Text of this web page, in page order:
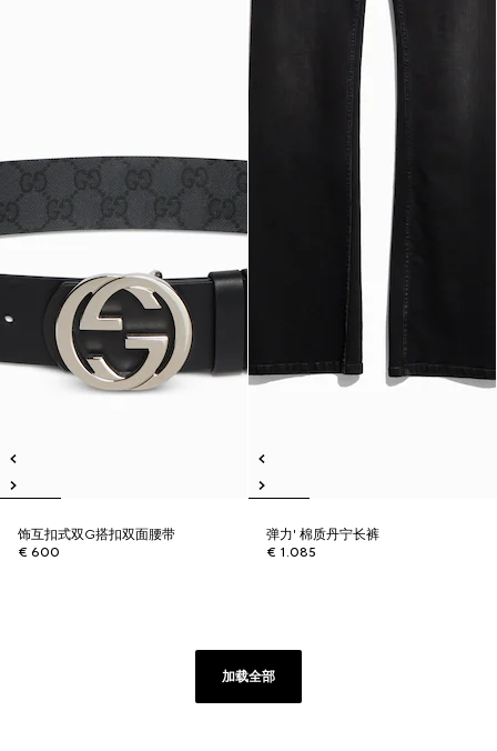
饰互扣式双G搭扣双面腰带
€ 600
弹力' 棉质丹宁长裤
€ 1.085
加载全部